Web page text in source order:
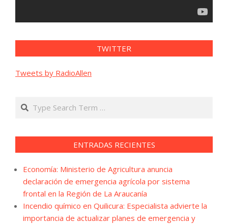
TWITTER
Tweets by RadioAllen
Search
ENTRADAS RECIENTES
Economía: Ministerio de Agricultura anuncia
declaración de emergencia agrícola por sistema
frontal en la Región de La Araucanía
Incendio químico en Quilicura: Especialista advierte la
importancia de actualizar planes de emergencia y